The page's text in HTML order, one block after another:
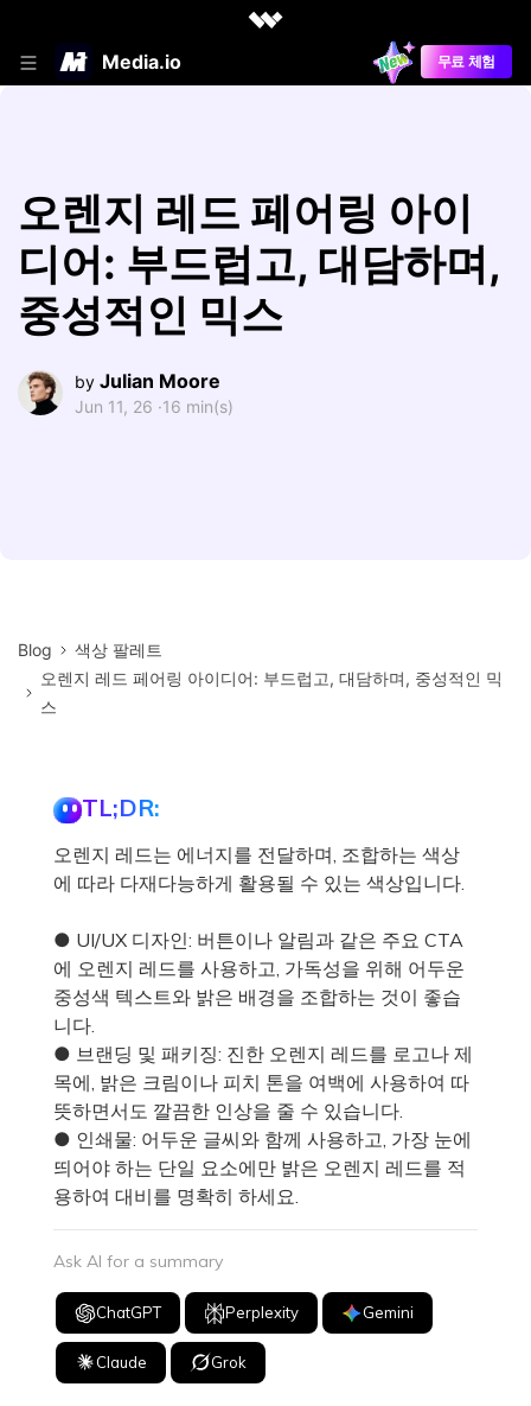
Media.io 무료 체험
오렌지 레드 페어링 아이
디어: 부드럽고, 대담하며,
중성적인 믹스
by Julian Moore
Jun 11, 26 ·16 min(s)
Blog
색상 팔레트
오렌지 레드 페어링 아이디어: 부드럽고, 대담하며, 중성적인 믹
스
TL;DR:
오렌지 레드는 에너지를 전달하며, 조합하는 색상
에 따라 다재다능하게 활용될 수 있는 색상입니다.
● UI/UX 디자인: 버튼이나 알림과 같은 주요 CTA
에 오렌지 레드를 사용하고, 가독성을 위해 어두운
중성색 텍스트와 밝은 배경을 조합하는 것이 좋습
니다.
● 브랜딩 및 패키징: 진한 오렌지 레드를 로고나 제
목에, 밝은 크림이나 피치 톤을 여백에 사용하여 따
뜻하면서도 깔끔한 인상을 줄 수 있습니다.
● 인쇄물: 어두운 글씨와 함께 사용하고, 가장 눈에
띄어야 하는 단일 요소에만 밝은 오렌지 레드를 적
용하여 대비를 명확히 하세요.
Ask AI for a summary
ChatGPT Perplexity Gemini
Claude Grok